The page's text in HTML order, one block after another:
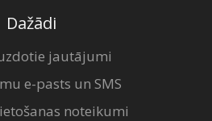
Dažādi
jautājumi
e-pasts un SMS
noteikumi